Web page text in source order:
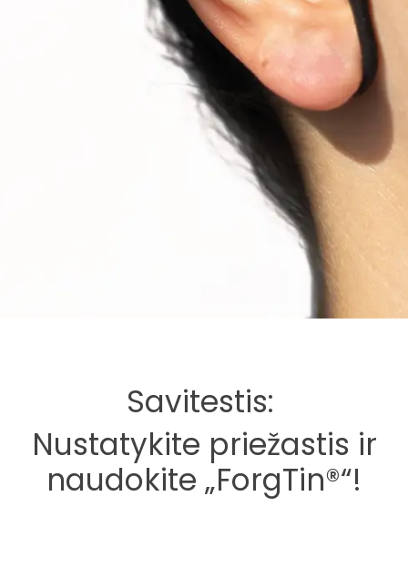
Savitestis:
Nustatykite priežastis ir
naudokite „ForgTin®“!